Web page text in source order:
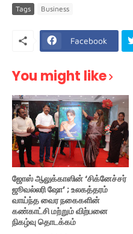
Tags Business
Facebook
You might like
ஜோஸ் ஆலுக்காஸின் ‘சிக்னேச்சர்
ஜூவல்லரி ஷோ’ ; உலகத்தரம்
வாய்ந்த வைர நகைகளின்
கண்காட்சி மற்றும் விற்பனை
நிகழ்வு தொடக்கம்